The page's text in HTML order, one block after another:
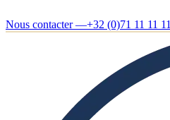
Nous contacter —+32 (0)71 11 11 11